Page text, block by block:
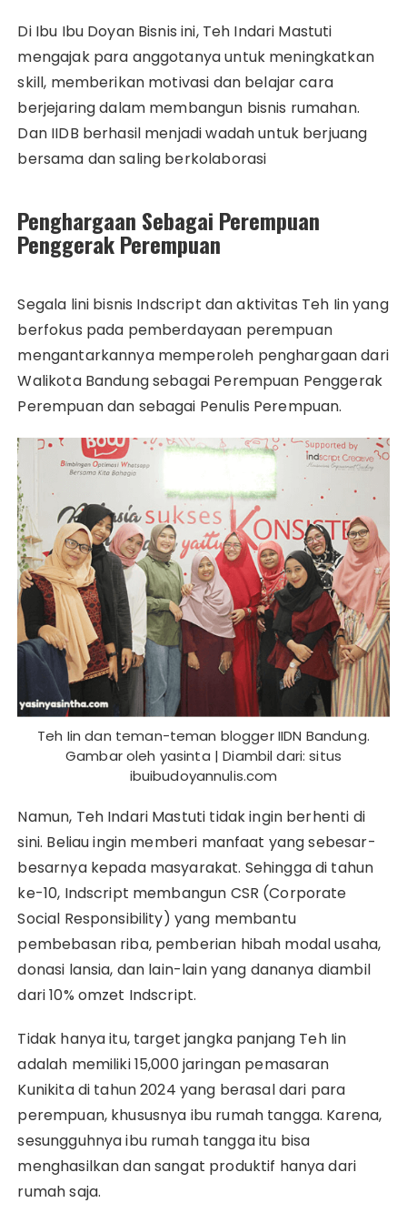
Di Ibu Ibu Doyan Bisnis ini, Teh Indari Mastuti
mengajak para anggotanya untuk meningkatkan
skill, memberikan motivasi dan belajar cara
berjejaring dalam membangun bisnis rumahan.
Dan IIDB berhasil menjadi wadah untuk berjuang
bersama dan saling berkolaborasi
Penghargaan Sebagai Perempuan
Penggerak Perempuan
Segala lini bisnis Indscript dan aktivitas Teh Iin yang
berfokus pada pemberdayaan perempuan
mengantarkannya memperoleh penghargaan dari
Walikota Bandung sebagai Perempuan Penggerak
Perempuan dan sebagai Penulis Perempuan.
Teh Iin dan teman-teman blogger IIDN Bandung.
Gambar oleh yasinta | Diambil dari: situs
ibuibudoyannulis.com
Namun, Teh Indari Mastuti tidak ingin berhenti di
sini. Beliau ingin memberi manfaat yang sebesar-
besarnya kepada masyarakat. Sehingga di tahun
ke-10, Indscript membangun CSR (Corporate
Social Responsibility) yang membantu
pembebasan riba, pemberian hibah modal usaha,
donasi lansia, dan lain-lain yang dananya diambil
dari 10% omzet Indscript.
Tidak hanya itu, target jangka panjang Teh Iin
adalah memiliki 15,000 jaringan pemasaran
Kunikita di tahun 2024 yang berasal dari para
perempuan, khususnya ibu rumah tangga. Karena,
sesungguhnya ibu rumah tangga itu bisa
menghasilkan dan sangat produktif hanya dari
rumah saja.